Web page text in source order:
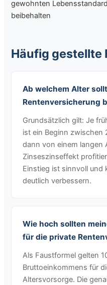
gewohnten
beibehalten
Häufig gestellte
Ab welchem Alter
Rentenversicherung
Grundsätzlich gilt: Je
ist ein Beginn zwischen
dann von einem langen
Zinseszinseffekt
Einstieg ist sinnvoll und
deutlich verbessern.
Wie hoch sollten
für die private
Als Faustformel gelten
Bruttoeinkommens für
Altersvorsorge. Die